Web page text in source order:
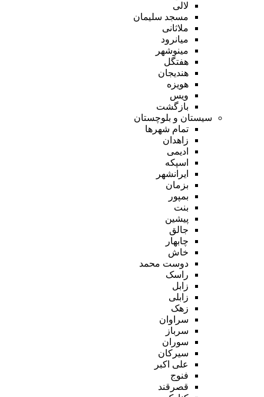
لالی
مسجد سلیمان
ملاثانی
میانرود
مینوشهر
هفتگل
هندیجان
هویزه
ویس
بازگشت
سیستان و بلوچستان
تمام شهر‌ها
زاهدان
ادیمی
اسپکه
ایرانشهر
بزمان
بمپور
بنت
پیشین
جالق
چابهار
خاش
دوست محمد
راسک
زابل
زابلی
زهک
سراوان
سرباز
سوران
سیرکان
علی اکبر
فنوج
قصرقند